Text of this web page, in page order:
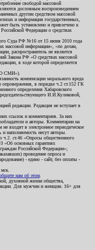
свободой массовой
дословным воспроизведением
другим средством массовой
и информация государственных,
быть установлено и привлечено к
Российской Федерации о средствах
Суда РФ №16 от 15 июня 2010 года
массовой информации», «по делам,
распространитель не является
Закона РФ «О средствах массовой
в ходе которой определяется
СМИ»).
компенсации морального вреда
опровержения, в порядке ч.2 ст.152 ГК
определения Хабаровского
И.И.Куликовой,
редакции. Редакция не вступает в
ссылок и комментариев. За них
и авторы. Комментарии на
входят в электронное периодическое
и наполняемость несут авторы.
ч.2. ст.46 «Опросы общественного
«Об основных гарантиях
Российской Федерации»;
проведение опроса и
- едино - сайт, без оплаты -
нам об этом
духовной жизни общества,
Для мужчин и женщин. 16+ для